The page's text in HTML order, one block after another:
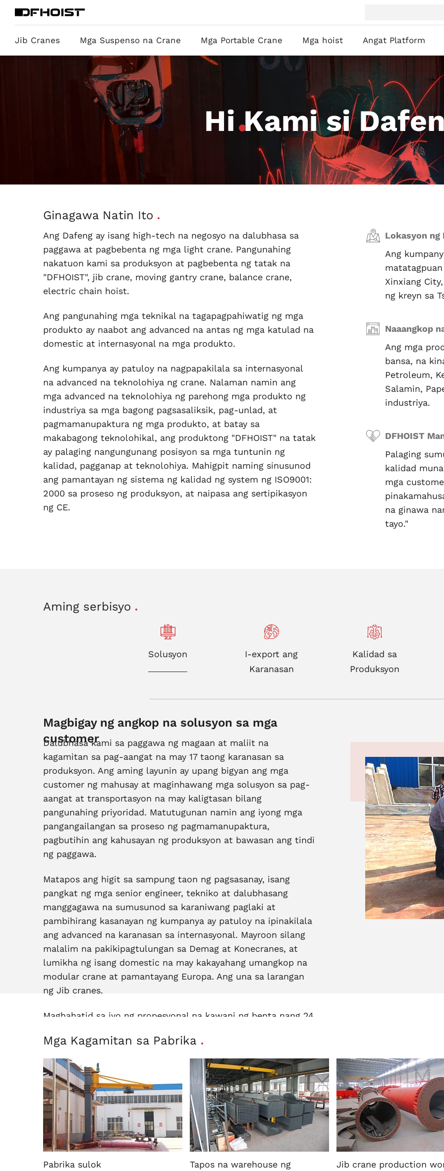
Jib Cranes Mga Suspenso na Crane Mga Portable Crane Mga hoist Angat Platform
Hi Kami si
Ginagawa Natin Ito
Ang Dafeng ay isang high-tech na negosyo na dalubhasa sa
paggawa at pagbebenta ng mga light crane. Pangunahing
nakatuon kami sa produksyon at pagbebenta ng tatak na
"DFHOIST", jib crane, moving gantry crane, balance crane,
electric chain hoist.
Ang pangunahing mga teknikal na tagapagpahiwatig ng mga
produkto ay naabot ang advanced na antas ng mga katulad na
domestic at internasyonal na mga produkto.
Ang kumpanya ay patuloy na nagpapakilala sa internasyonal
na advanced na teknolohiya ng crane. Nalaman namin ang
mga advanced na teknolohiya ng parehong mga produkto ng
industriya sa mga bagong pagsasaliksik, pag-unlad, at
pagmamanupaktura ng mga produkto, at batay sa
makabagong teknolohikal, ang produktong "DFHOIST" na tatak
ay palaging nangungunang posisyon sa mga tuntunin ng
kalidad, pagganap at teknolohiya. Mahigpit naming sinusunod
ang pamantayan ng sistema ng kalidad ng system ng ISO9001:
2000 sa proseso ng produksyon, at naipasa ang sertipikasyon
ng CE.
Lokasyon ng
Ang
Xinxiang
ng kreyn sa
Naaangkop
Ang mga
bansa, na
Petroleum,
Salamin,
industriya.
DFHOIST
Palaging
kalidad
mga
na ginawa
tayo."
Aming serbisyo
Solusyon
I-export ang
Karanasan
Kalidad sa
Produksyon
Magbigay ng angkop na solusyon sa mga
customer
Dalubhasa kami sa paggawa ng magaan at maliit na
kagamitan sa pag-aangat na may 17 taong karanasan sa
produksyon. Ang aming layunin ay upang bigyan ang mga
customer ng mahusay at maginhawang mga solusyon sa pag-
aangat at transportasyon na may kaligtasan bilang
pangunahing priyoridad. Matutugunan namin ang iyong mga
pangangailangan sa proseso ng pagmamanupaktura,
pagbutihin ang kahusayan ng produksyon at bawasan ang tindi
ng paggawa.
Matapos ang higit sa sampung taon ng pagsasanay, isang
pangkat ng mga senior engineer, tekniko at dalubhasang
manggagawa na sumusunod sa karaniwang paglaki at
pambihirang kasanayan ng kumpanya ay patuloy na ipinakilala
ang advanced na karanasan sa internasyonal. Mayroon silang
malalim na pakikipagtulungan sa Demag at Konecranes, at
lumikha ng isang domestic na may kakayahang umangkop na
modular crane at pamantayang Europa. Ang una sa larangan
ng Jib cranes.
Maghahatid sa iyo ng propesyonal na kawani ng benta nang 24
pinakamahusay na solusyon at mga guhit sa iyo sa
pinakamaikling panahon.
Mga Kagamitan sa Pabrika
Pabrika sulok
Tapos na warehouse ng
Jib crane production